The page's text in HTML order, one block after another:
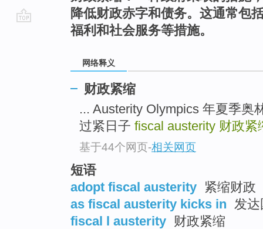
降低财政赤字和债务。这通常包
福利和社会服务等措施。
网络释义
财政紧缩
... Austerity Olympics 年夏季奥
过紧日子 fiscal austerity 财政紧
基于44个网页-相关网页
短语
adopt fiscal austerity 紧缩财政
as fiscal austerity kicks in 发
fiscal l austerity 财政紧缩